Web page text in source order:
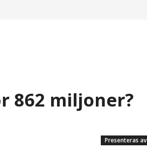
862 miljoner?
Presenteras av